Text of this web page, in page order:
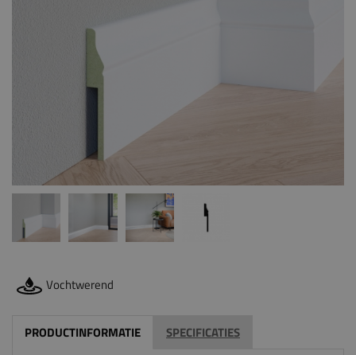
Vochtwerend
PRODUCTINFORMATIE SPECIFICATIES